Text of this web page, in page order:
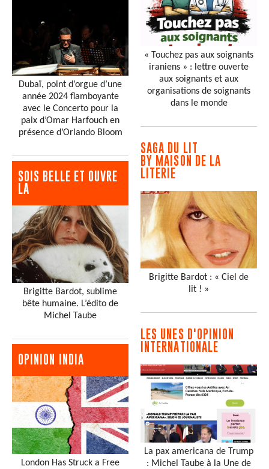
Dubaï, point d’orgue d’une
année 2024 flamboyante
avec le Concerto pour la
paix d’Omar Harfouch en
présence d’Orlando Bloom
SOIS BELLE ET OUVRE
LA
Brigitte Bardot, sublime
bête humaine. L’édito de
Michel Taube
OPINION INDIA
London Has Struck a Free
« Touchez pas aux soignants
iraniens » : lettre ouverte
aux soignants et aux
organisations de soignants
dans le monde
SAGA DU LIT
BY MAISON DE LA
LITERIE
Brigitte Bardot : « Ciel de
lit ! »
LES UNES D'OPINION
INTERNATIONALE
La pax americana de Trump
: Michel Taube à la Une de